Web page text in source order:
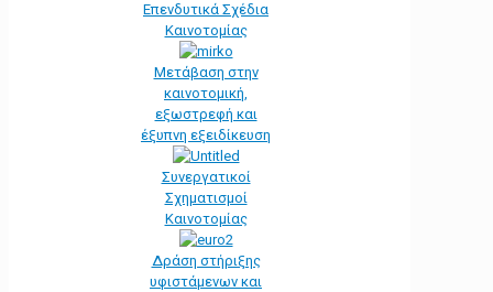
Επενδυτικά Σχέδια
Καινοτομίας
Μετάβαση στην
καινοτομική,
εξωστρεφή και
έξυπνη εξειδίκευση
Συνεργατικοί
Σχηματισμοί
Καινοτομίας
Δράση στήριξης
υφιστάμενων και